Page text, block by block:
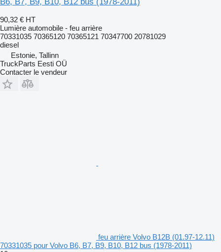
90,32 € HT
Lumière automobile - feu arrière
70331035 70365120 70365121 70347700 20781029
diesel
Estonie, Tallinn
TruckParts Eesti OÜ
Contacter le vendeur
feu arrière Volvo B12B (01.97-12.11)
70331035 pour Volvo B6, B7, B9, B10, B12 bus (1978-2011)